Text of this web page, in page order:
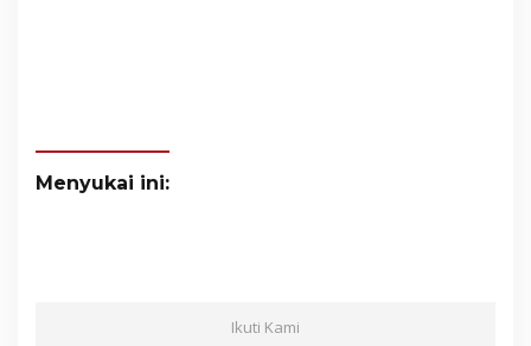
Menyukai ini:
Ikuti Kami